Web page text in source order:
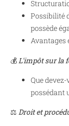
Possibilité
possède
Avantages
💰 L'impôt sur la
Que
possédant
⚖️ Droit et